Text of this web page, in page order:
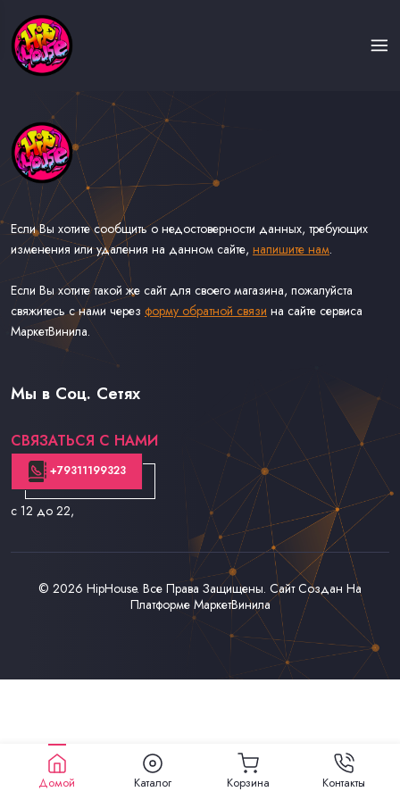
Если Вы хотите сообщить о недостоверности данных, требующих
изменения или удаления на данном сайте, напишите нам.
Если Вы хотите такой же сайт для своего магазина, пожалуйста
свяжитесь с нами через форму обратной связи на сайте сервиса
МаркетВинила.
Каталог Музыки на Виниле В Наличии
Доставка и Оплата
Мы в Соц. Сетях
СВЯЗАТЬСЯ С НАМИ
+79311199323
с 12 до 22,
© 2026 HipHouse. Все Права Защищены. Сайт Создан На
Платформе МаркетВинила
Домой Каталог Корзина Контакты